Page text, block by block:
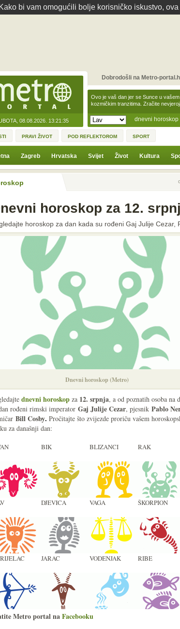
Kako bi vam omogućili bolje korisničko iskustvo,
08.08.2026. 13:21:35 dnevni horoskop
Ovo je vaš dan jer se Sunce u
kozmičkim tranzitima. Zračite
Dobrodošli na Metro-
PRAVI ŽIVOT POD REFLEKTOROM SPORT
Zagreb Hrvatska Svijet Život Kultura
Prethodna
horoskop za 12.
horoskop za dan kada su rođeni Gaj Julije Cezar,
Dnevni horoskop (Metro)
dnevni horoskop za 12. srpnja, a od poznatih osoba na
rođeni rimski imperator Gaj Julije Cezar, pjesnik Pablo
Bill Cosby. Pročitajte što zvijezde proriču vašem
za današnji dan:
BIK BLIZANCI RAK
DJEVICA VAGA ŠKORPION
JARAC VODENJAK RIBE
Metro portal naFacebooku